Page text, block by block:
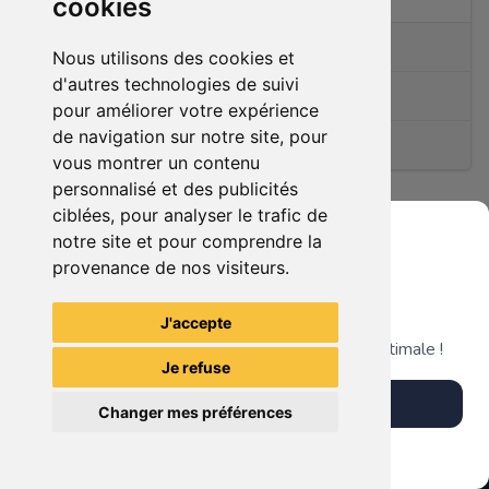
cookies
Nous utilisons des cookies et
d'autres technologies de suivi
pour améliorer votre expérience
de navigation sur notre site, pour
vous montrer un contenu
personnalisé et des publicités
ciblées, pour analyser le trafic de
notre site et pour comprendre la
provenance de nos visiteurs.
J'accepte
Je refuse
Changer mes préférences
articles en vente
Membre depuis le10/09/2021
(0)
Ce membre n'a pas encore d'article en vente.
Grenier du Geek
Télécharge notre app pour une expérience optimale !
Télécharger l'app